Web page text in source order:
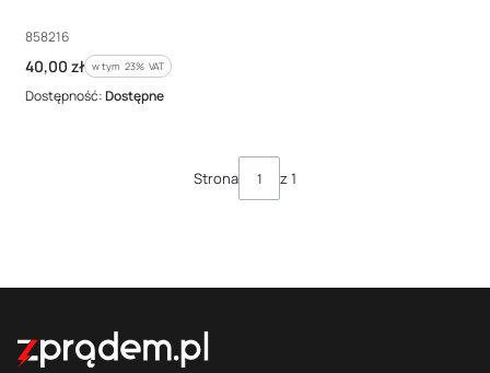
Kod producenta
858216
Cena brutto
40,00 zł w tym %s VAT
w tym 23% VAT
Dostępność:Dostępne
Strona z 1